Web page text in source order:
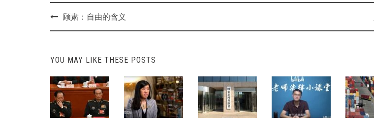
Post顾肃：自由的含义
YOU MAY LIKE THESE POSTS